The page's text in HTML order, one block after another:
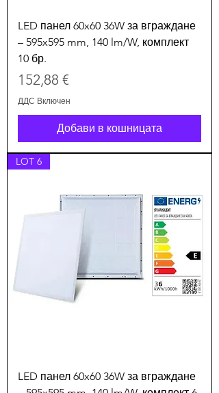
LED панел 60x60 36W за вграждане
– 595x595 mm, 140 lm/W, комплект
10 бр.
Цена
152,88 €
ДДС Включен
Добави в кошницата
LOT 6
LED панел 60x60 36W за вграждане